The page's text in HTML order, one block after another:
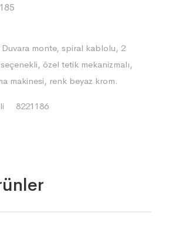
Duvara monte, spiral kablolu, 2
seçenekli, özel tetik mekanizmalı,
makinesi, renk beyaz krom.
8221186